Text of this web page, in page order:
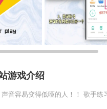
游戏介绍
音容易变得低哑的人！！ 歌手练